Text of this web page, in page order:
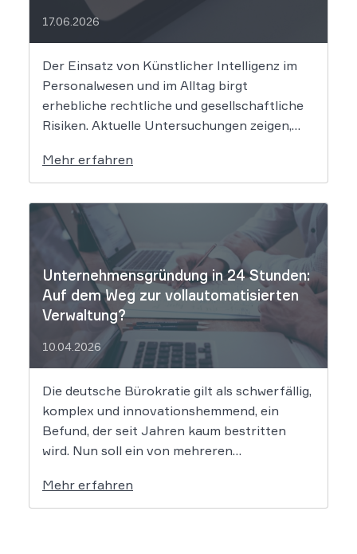
17.06.2026
Der Einsatz von Künstlicher Intelligenz im
Personalwesen und im Alltag birgt
erhebliche rechtliche und gesellschaftliche
Risiken. Aktuelle Untersuchungen zeigen,
Bewerbungsprozessen systematisch
rassistisch aussortieren und Frauen zu
geringeren Gehaltsforderungen raten. Diese
digitalen Vorurteile stellen Unternehmen
vor massive Haftungsrisiken nach dem
Allgemeinen Gleichbehandlungsgesetz. Die
fortschreitende Digitalisierung […]
Mehr erfahren
Unternehmensgründung in 24 Stunden:
Auf dem Weg zur vollautomatisierten
Verwaltung?
10.04.2026
Die deutsche Bürokratie gilt als schwerfällig,
komplex und innovationshemmend, ein
Befund, der seit Jahren kaum bestritten
wird. Nun soll ein von mehreren
Reformprojekt Abhilfe schaffen. Der Ansatz
ist ambitioniert: Unternehmensgründungen
Mehr erfahren